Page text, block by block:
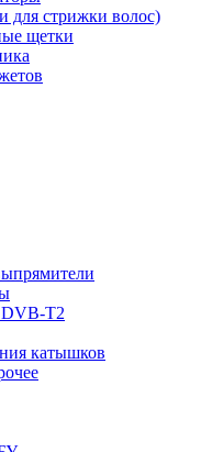
стрижки волос)
щетки
T2
катышков